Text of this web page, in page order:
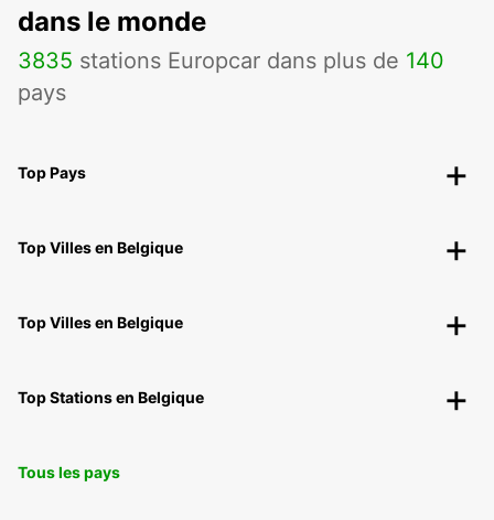
dans le monde
3835 stations Europcar dans plus de 140
pays
Top Pays
Top Villes en Belgique
Top Villes en Belgique
Top Stations en Belgique
Tous les pays